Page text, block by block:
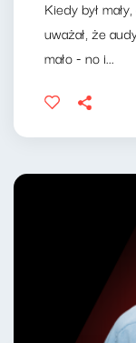
Kiedy był
uważał, że
mało - no i...